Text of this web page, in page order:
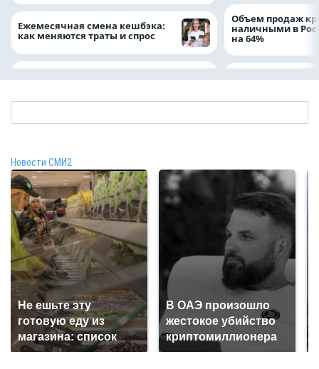
Ежемесячная смена кешбэка:
как меняются траты и спрос
Объем продаж
наличными в
на 64%
Новости СМИ2
Не ешьте эту
готовую еду из
магазина: список
В ОАЭ произошло
жестокое убийство
криптомиллионера